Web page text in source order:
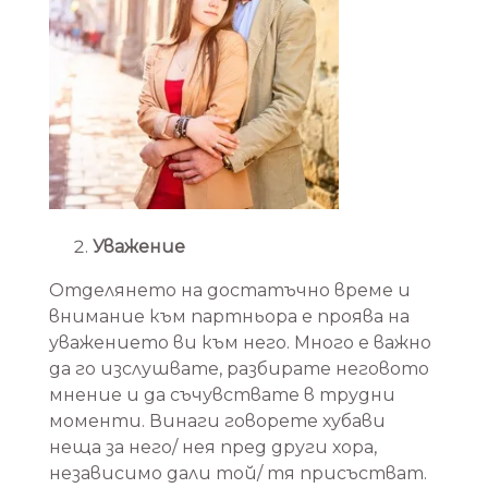
Уважение
Отделянето на достатъчно време и
внимание към партньора е проява на
уважението ви към него. Много е важно
да го изслушвате, разбирате неговото
мнение и да съчувствате в трудни
моменти. Винаги говорете хубави
неща за него/ нея пред други хора,
независимо дали той/ тя присъстват.